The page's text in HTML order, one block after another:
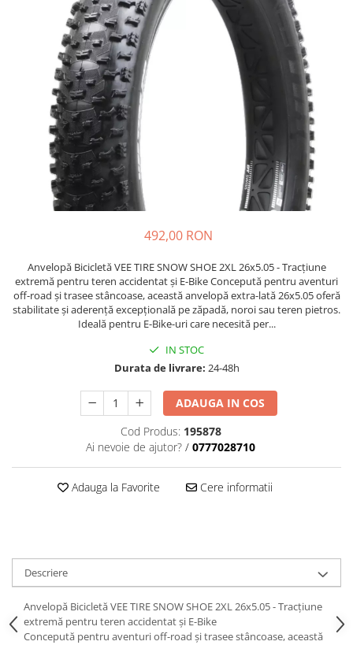
https://www.doctortrotineta.ro/lumini
Stop trotineta
https://www.doctortrotineta.ro/cadru
Aparatori (aripi)
Cricuri trotineta
Suruburi
Suspensie
492,00 RON
Anvelopă Bicicletă VEE TIRE SNOW SHOE 2XL 26x5.05 - Tracțiune
extremă pentru teren accidentat și E-Bike Concepută pentru aventuri
off-road și trasee stâncoase, această anvelopă extra-lată 26x5.05 oferă
stabilitate și aderență excepțională pe zăpadă, noroi sau teren pietros.
Ideală pentru E-Bike-uri care necesită per...
IN STOC
Durata de livrare: 24-48h
ADAUGA IN COS
Cod Produs: 195878
Ai nevoie de ajutor? / 0777028710
Adauga la Favorite Cere informatii
Descriere
Anvelopă Bicicletă VEE TIRE SNOW SHOE 2XL 26x5.05 - Tracțiune
extremă pentru teren accidentat și E-Bike
Concepută pentru aventuri off-road și trasee stâncoase, această